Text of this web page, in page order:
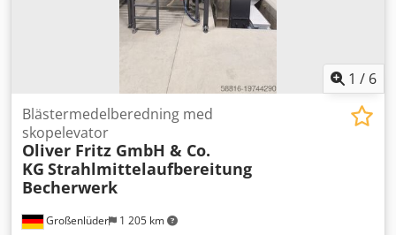
1 / 6
Großenlüder 1 205 km
Blästermedelberedning med
skopelevator
Oliver Fritz GmbH & Co.
KG Strahlmittelaufbereitung
Becherwerk